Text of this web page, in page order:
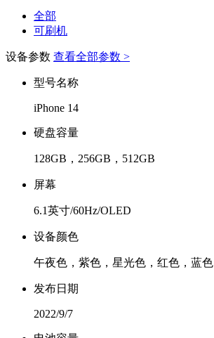
全部
可刷机
设备参数 查看全部参数 >
型号名称
iPhone 14
硬盘容量
128GB，256GB，512GB
屏幕
6.1英寸/60Hz/OLED
设备颜色
午夜色，紫色，星光色，红色，蓝色
发布日期
2022/9/7